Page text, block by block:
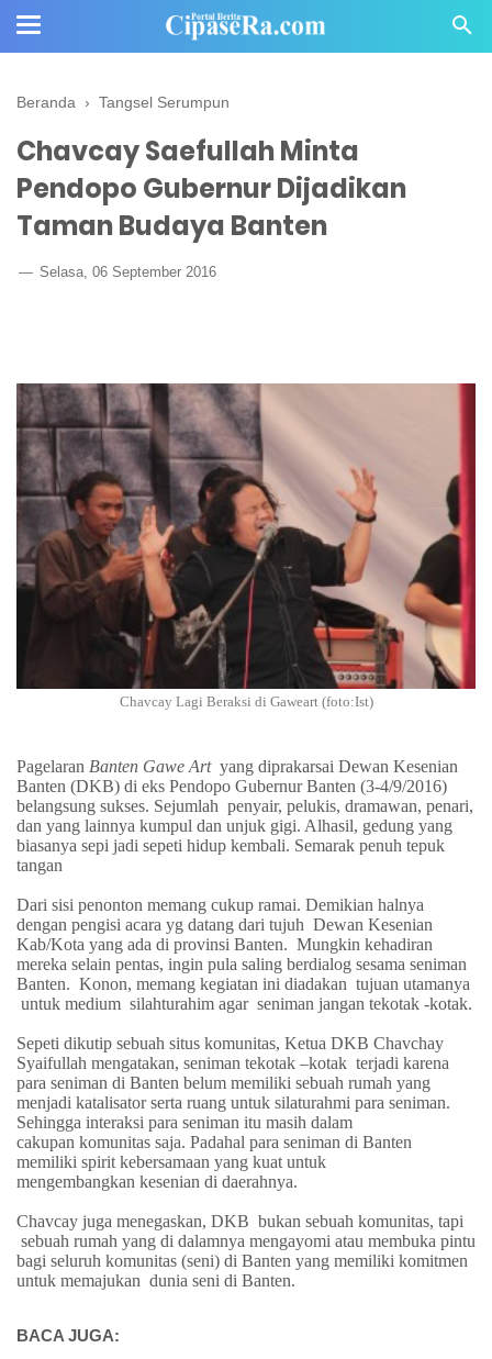
Beranda › Tangsel Serumpun
Chavcay Saefullah Minta
Pendopo Gubernur Dijadikan
Taman Budaya Banten
Selasa, 06 September 2016
Chavcay Lagi Beraksi di Gaweart (foto:Ist)
Pagelaran Banten Gawe Art yang diprakarsai Dewan Kesenian
Banten (DKB) di eks Pendopo Gubernur Banten (3-4/9/2016)
belangsung sukses. Sejumlah penyair, pelukis, dramawan, penari,
dan yang lainnya kumpul dan unjuk gigi. Alhasil, gedung yang
biasanya sepi jadi sepeti hidup kembali. Semarak penuh tepuk
tangan
Dari sisi penonton memang cukup ramai. Demikian halnya
dengan pengisi acara yg datang dari tujuh Dewan Kesenian
Kab/Kota yang ada di provinsi Banten. Mungkin kehadiran
mereka selain pentas, ingin pula saling berdialog sesama seniman
Banten. Konon, memang kegiatan ini diadakan tujuan utamanya
untuk medium silahturahim agar seniman jangan tekotak -kotak.
Sepeti dikutip sebuah situs komunitas, Ketua DKB Chavchay
Syaifullah mengatakan, seniman tekotak –kotak terjadi karena
para seniman di Banten belum memiliki sebuah rumah yang
menjadi katalisator serta ruang untuk silaturahmi para seniman.
Sehingga interaksi para seniman itu masih dalam
cakupan komunitas saja. Padahal para seniman di Banten
memiliki spirit kebersamaan yang kuat untuk
mengembangkan kesenian di daerahnya.
Chavcay juga menegaskan, DKB bukan sebuah komunitas, tapi
sebuah rumah yang di dalamnya mengayomi atau membuka pintu
bagi seluruh komunitas (seni) di Banten yang memiliki komitmen
untuk memajukan dunia seni di Banten.
BACA JUGA: